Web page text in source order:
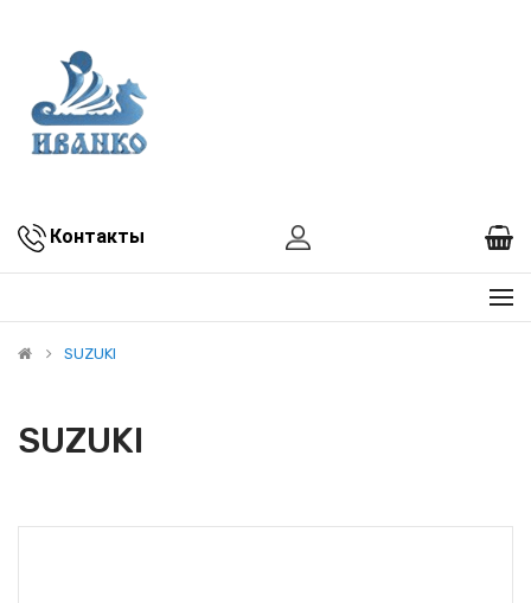
Контакты
SUZUKI
SUZUKI